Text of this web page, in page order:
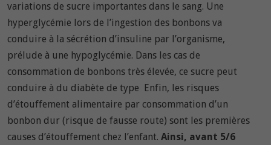
variations de sucre importantes dans le sang. Une
hyperglycémie lors de l’ingestion des bonbons va
conduire à la sécrétion d’insuline par l’organisme,
prélude à une hypoglycémie. Dans les cas de
consommation de bonbons très élevée, ce sucre peut
conduire à du diabète de type Enfin, les risques
d’étouffement alimentaire par consommation d’un
bonbon dur (risque de fausse route) sont les premières
causes d’étouffement chez l’enfant.Ainsi, avant 5/6